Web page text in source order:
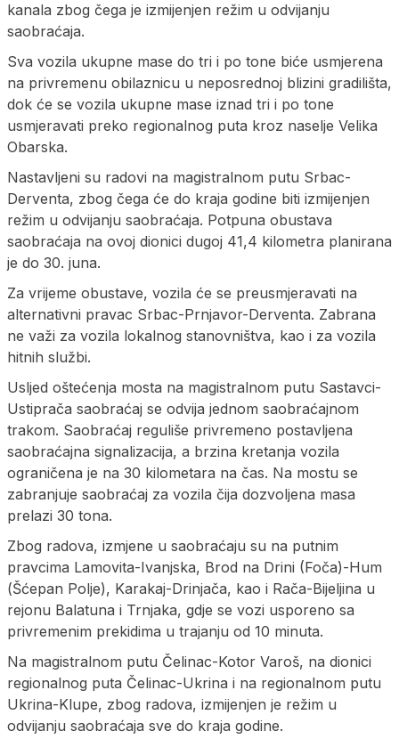
kanala zbog čega je izmijenjen režim u odvijanju
saobraćaja.
Sva vozila ukupne mase do tri i po tone biće usmjerena
na privremenu obilaznicu u neposrednoj blizini gradilišta,
dok će se vozila ukupne mase iznad tri i po tone
usmjeravati preko regionalnog puta kroz naselje Velika
Obarska.
Nastavljeni su radovi na magistralnom putu Srbac-
Derventa, zbog čega će do kraja godine biti izmijenjen
režim u odvijanju saobraćaja. Potpuna obustava
saobraćaja na ovoj dionici dugoj 41,4 kilometra planirana
je do 30. juna.
Za vrijeme obustave, vozila će se preusmjeravati na
alternativni pravac Srbac-Prnjavor-Derventa. Zabrana
ne važi za vozila lokalnog stanovništva, kao i za vozila
hitnih službi.
Usljed oštećenja mosta na magistralnom putu Sastavci-
Ustiprača saobraćaj se odvija jednom saobraćajnom
trakom. Saobraćaj reguliše privremeno postavljena
saobraćajna signalizacija, a brzina kretanja vozila
ograničena je na 30 kilometara na čas. Na mostu se
zabranjuje saobraćaj za vozila čija dozvoljena masa
prelazi 30 tona.
Zbog radova, izmjene u saobraćaju su na putnim
pravcima Lamovita-Ivanjska, Brod na Drini (Foča)-Hum
(Šćepan Polje), Karakaj-Drinjača, kao i Rača-Bijeljina u
rejonu Balatuna i Trnjaka, gdje se vozi usporeno sa
privremenim prekidima u trajanju od 10 minuta.
Na magistralnom putu Čelinac-Kotor Varoš, na dionici
regionalnog puta Čelinac-Ukrina i na regionalnom putu
Ukrina-Klupe, zbog radova, izmijenjen je režim u
odvijanju saobraćaja sve do kraja godine.